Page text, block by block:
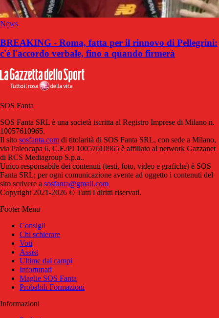
News
BREAKING - Roma, fatta per il rinnovo di Pellegrini:
c'è l'accordo verbale, fino a quando firmerà
SOS Fanta
SOS Fanta SRL è una società iscritta al Registro Imprese di Milano n.
10057610965.
Il sito sosfanta.com di titolarità di SOS Fanta SRL, con sede a Milano,
via Paleocapa 6, C.F./PI 10057610965 è affiliato al network Gazzanet
di RCS Mediagroup S.p.a..
Unico responsabile dei contenuti (testi, foto, video e grafiche) è SOS
Fanta SRL; per ogni comunicazione avente ad oggetto i contenuti del
sito scrivere a sosfanta@gmail.com
Copyright 2021-2026 © Tutti i diritti riservati.
Footer Menu
Consigli
Chi schierare
Voti
Assist
Ultime dai campi
Infortunati
Maglie SOS Fanta
Probabili Formazioni
Informazioni